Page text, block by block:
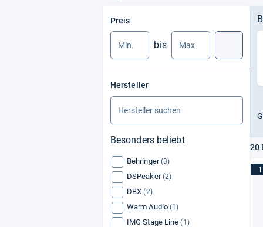
Preis
bis
Hersteller
Besonders beliebt
Behringer (3)
DSPeaker (2)
DBX (2)
Warm Audio (1)
IMG Stage Line (1)
20
1